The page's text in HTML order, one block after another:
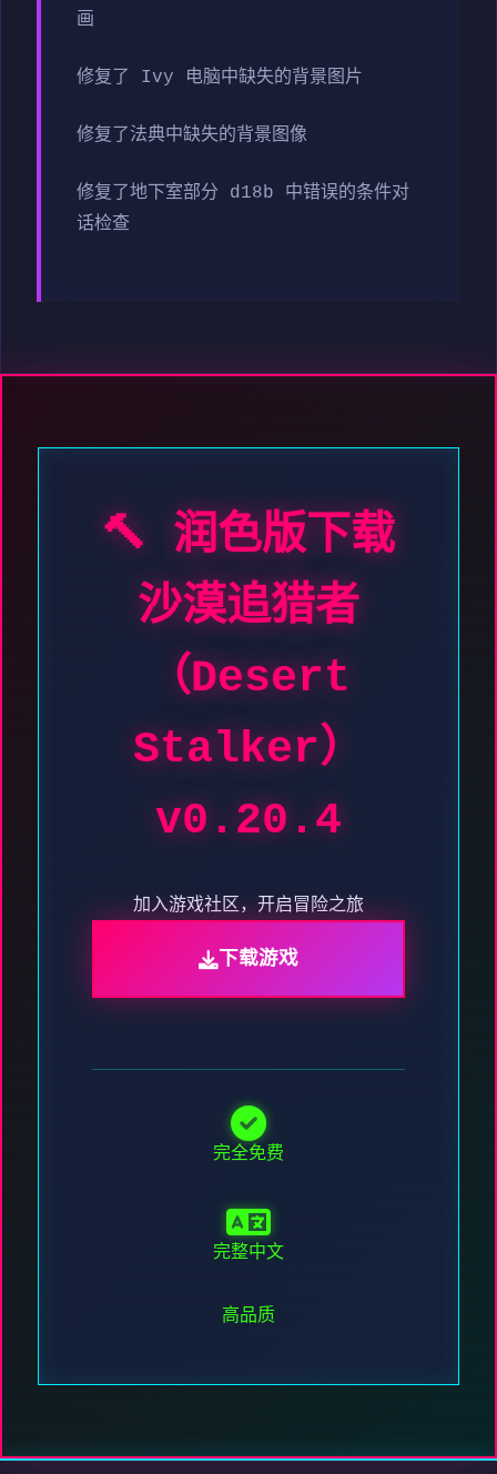
画
修复了 Ivy 电脑中缺失的背景图片
修复了法典中缺失的背景图像
修复了地下室部分 d18b 中错误的条件对
话检查
🔨 润色版下载
沙漠追猎者
（Desert
Stalker）
v0.20.4
加入游戏社区，开启冒险之旅
下载游戏
完全免费
完整中文
高品质